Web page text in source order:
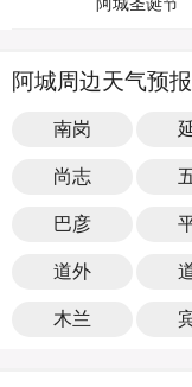
阿城圣诞节
阿城周边天气预
南岗
尚志
巴彦
道外
木兰